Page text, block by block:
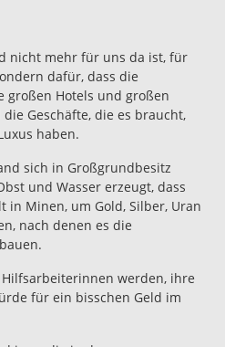
nicht mehr für uns da ist, für
dafür, dass die
großen Hotels und großen
Geschäfte, die es braucht,
haben.
sich in Großgrundbesitz
und Wasser erzeugt, dass
in Minen, um Gold, Silber, Uran
nach denen es die
werden, ihre
für ein bisschen Geld im